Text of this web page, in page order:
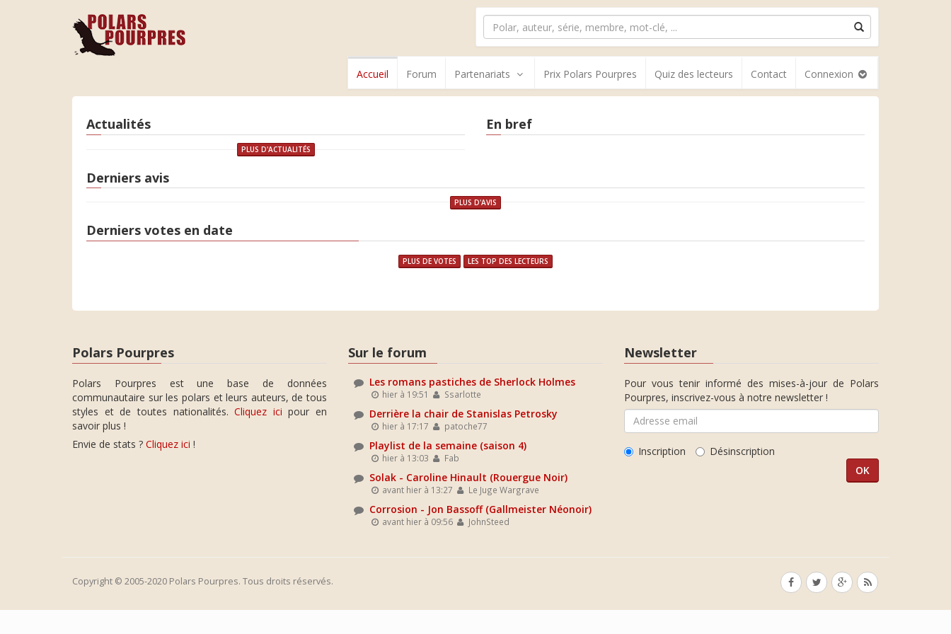
Accueil Forum Partenariats Prix Polars Pourpres Quiz des lecteurs Contact Connexion
Actualités
PLUS D'ACTUALITÉS
En bref
Derniers avis
PLUS D'AVIS
Derniers votes en date
PLUS DE VOTES LES TOP DES LECTEURS
Polars Pourpres
Polars Pourpres est une base de données
communautaire sur les polars et leurs auteurs, de tous
styles et de toutes nationalités.Cliquez ici pour en
savoir plus !
Envie de stats ? Cliquez ici !
Sur le forum
Les romans pastiches de Sherlock Holmes
hier à 19:51 Ssarlotte
Derrière la chair de Stanislas Petrosky
hier à 17:17 patoche77
Playlist de la semaine (saison 4)
hier à 13:03 Fab
Solak - Caroline Hinault (Rouergue Noir)
avant hier à 13:27 Le Juge Wargrave
Corrosion - Jon Bassoff (Gallmeister Néonoir)
avant hier à 09:56 JohnSteed
Newsletter
Pour vous tenir informé des mises-à-jour de Polars
Pourpres, inscrivez-vous à notre newsletter !
Inscription Désinscription
Copyright © 2005-2020 Polars Pourpres. Tous droits réservés.